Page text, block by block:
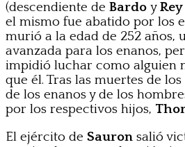
(descendiente de Bardo y
el mismo fue abatido por los
murió a la edad de 252 años,
avanzada para los enanos,
impidió luchar como alguien
que él. Tras las muertes de
de los enanos y de los
por los respectivos hijos,
El ejército de Sauron salió